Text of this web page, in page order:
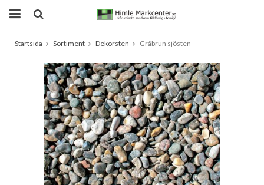
Startsida Sortiment Dekorsten Gråbrun sjösten